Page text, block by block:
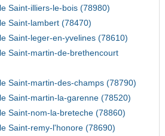
Saint-illiers-le-bois (78980)
Saint-lambert (78470)
Saint-leger-en-yvelines (78610)
Saint-martin-de-brethencourt
Saint-martin-des-champs (78790)
Saint-martin-la-garenne (78520)
Saint-nom-la-breteche (78860)
Saint-remy-l'honore (78690)